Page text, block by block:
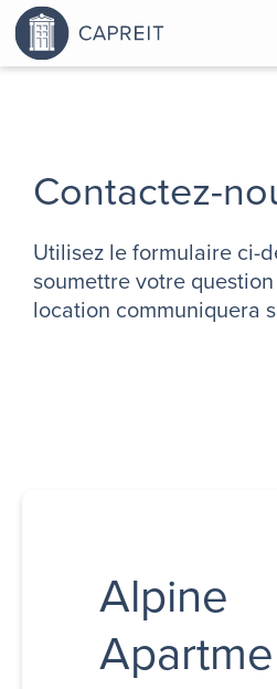
Contactez-
Utilisez le formulaire ci-
soumettre votre
location communiquera
Alpine